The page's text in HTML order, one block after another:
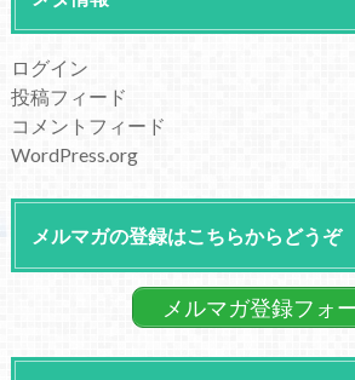
ログイン
投稿フィード
コメントフィード
WordPress.org
メルマガの登録はこちらからどうぞ
メルマガ登録フォ